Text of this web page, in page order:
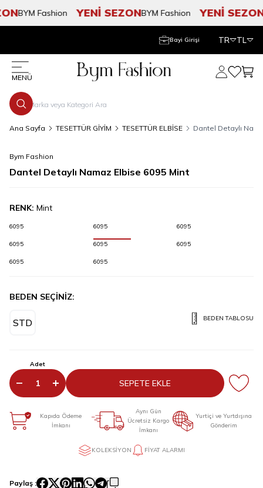
BYM Fashion YENİ SEZONBYM Fashion YENİ SEZON
Bayi Girişi TR TL
MENÜ
Hesabım
Ana Sayfa TESETTÜR GİYİM TESETTÜR ELBİSE Dantel Detaylı
Bym Fashion
Dantel Detaylı Namaz Elbise 6095 Mint
RENK: Mint
6095 6095 6095
6095 6095 6095
6095 6095
BEDEN SEÇİNİZ:
STD BEDEN TABLOSU
Adet
SEPETE EKLE
Kapıda Ödeme
İmkanı
Aynı Gün
Ücretsiz Kargo
İmkanı
Yurtiçi ve Yurtdışına
Gönderim
KOLEKSIYON FIYAT ALARMI
Paylaş :